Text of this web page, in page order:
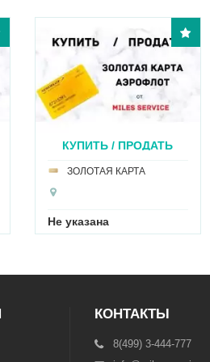
КУПИТЬ / ПРОДАТЬ
ЗОЛОТАЯ КАРТА
Не указана
КОНТАКТЫ
8(499) 3-444-777